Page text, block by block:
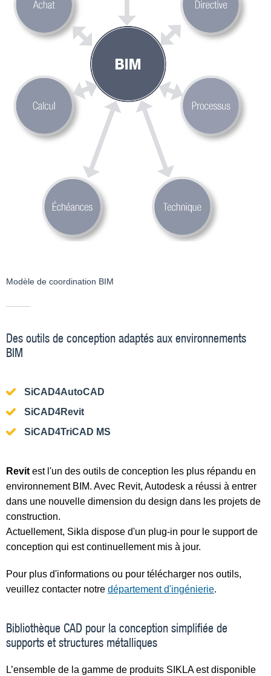
Modèle de coordination BIM
Des outils de conception adaptés aux environnements
BIM
SiCAD4AutoCAD
SiCAD4Revit
SiCAD4TriCAD MS
Revit est l'un des outils de conception les plus répandu en
environnement BIM. Avec Revit, Autodesk a réussi à entrer
dans une nouvelle dimension du design dans les projets de
construction.
Actuellement, Sikla dispose d'un plug-in pour le support de
conception qui est continuellement mis à jour.
Pour plus d'informations ou pour télécharger nos outils,
veuillez contacter notre département d'ingénierie.
Bibliothèque CAD pour la conception simplifiée de
supports et structures métalliques
L’ensemble de la gamme de produits SIKLA est disponible